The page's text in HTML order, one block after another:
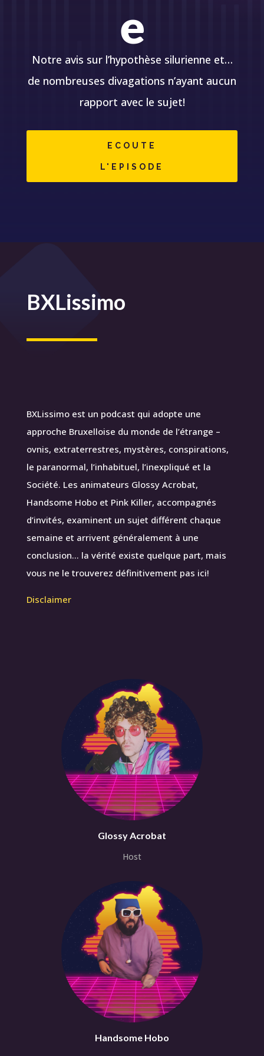
e
Notre avis sur l’hypothèse silurienne et…
de nombreuses divagations n’ayant aucun
rapport avec le sujet!
ECOUTE
L'EPISODE
BXLissimo
BXLissimo est un podcast qui adopte une
approche Bruxelloise du monde de l’étrange –
ovnis, extraterrestres, mystères, conspirations,
le paranormal, l’inhabituel, l’inexpliqué et la
Société. Les animateurs Glossy Acrobat,
Handsome Hobo et Pink Killer, accompagnés
d’invités, examinent un sujet différent chaque
semaine et arrivent généralement à une
conclusion… la vérité existe quelque part, mais
vous ne le trouverez définitivement pas ici!
Disclaimer
Glossy Acrobat
Host
Handsome Hobo